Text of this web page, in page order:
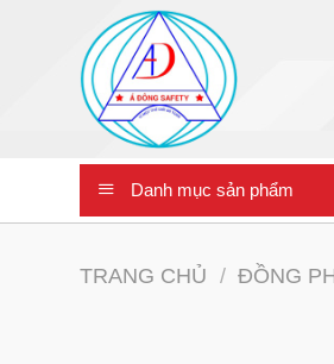
Danh mục sản phẩm
TRANG CHỦ / ĐỒNG